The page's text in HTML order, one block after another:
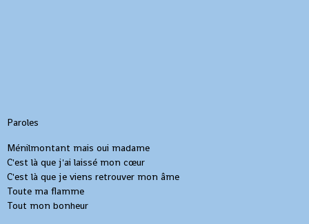
Paroles
Ménilmontant mais oui madame
C'est là que j'ai laissé mon cœur
C'est là que je viens retrouver mon âme
Toute ma flamme
Tout mon bonheur